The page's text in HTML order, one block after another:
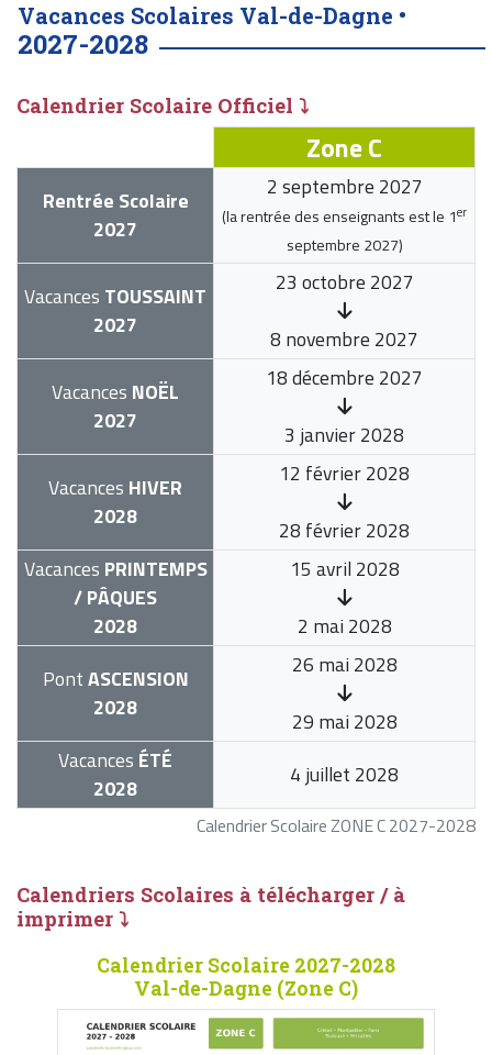
Vacances Scolaires Val-de-Dagne •
2027-2028
Calendrier Scolaire Officiel ⤵
Calendrier Scolaire ZONE C 2027-2028
Zone C
Rentrée Scolaire
2027
2 septembre 2027
(la rentrée des enseignants est le 1er
septembre 2027)
Vacances TOUSSAINT
2027
23 octobre 2027
8 novembre 2027
Vacances NOËL
2027
18 décembre 2027
3 janvier 2028
Vacances HIVER
2028
12 février 2028
28 février 2028
Vacances PRINTEMPS
/ PÂQUES
2028
15 avril 2028
2 mai 2028
PontASCENSION
2028
26 mai 2028
29 mai 2028
Vacances ÉTÉ
2028
4 juillet 2028
Calendriers Scolaires à télécharger / à
imprimer ⤵
Calendrier Scolaire 2027-2028
Val-de-Dagne (Zone C)